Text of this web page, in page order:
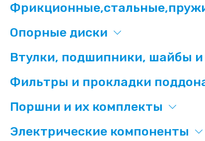
Опорные диски
Втулки, подшипники, шайбы
Фильтры и прокладки
Поршни и их комплекты
Электрические компоненты